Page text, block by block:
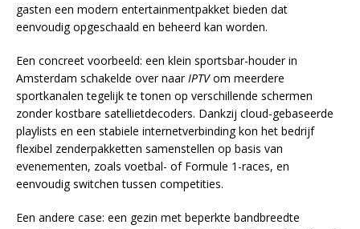
gasten een modern entertainmentpakket bieden dat
eenvoudig opgeschaald en beheerd kan worden.
Een concreet voorbeeld: een klein sportsbar-houder in
Amsterdam schakelde over naarIPTVom meerdere
sportkanalen tegelijk te tonen op verschillende schermen
zonder kostbare satellietdecoders. Dankzij cloud-gebaseerde
playlists en een stabiele internetverbinding kon het bedrijf
flexibel zenderpakketten samenstellen op basis van
evenementen, zoals voetbal- of Formule 1-races, en
eenvoudig switchen tussen competities.
Een andere case: een gezin met beperkte bandbreedte